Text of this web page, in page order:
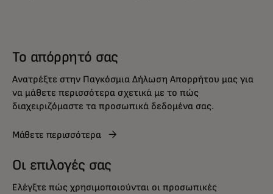
Το απόρρητό σας
Ανατρέξτε στην Παγκόσμια Δήλωση Απορρήτου μας για
να μάθετε περισσότερα σχετικά με το πώς
διαχειριζόμαστε τα προσωπικά δεδομένα σας.
Μάθετε περισσότερα
Οι επιλογές σας
Ελέγξτε πώς χρησιμοποιούνται οι προσωπικές